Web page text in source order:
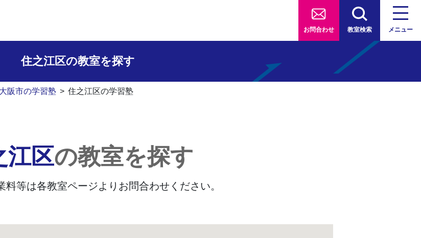
お問合わせ 教室検索 メニュー
住之江区の教室を探す
大阪市の学習塾 > 住之江区の学習塾
江区の教室を探す
料等は各教室ページよりお問合わせください。